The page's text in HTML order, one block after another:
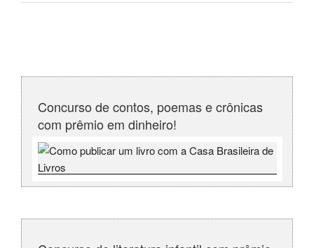
Concurso de contos, poemas e crônicas
com prêmio em dinheiro!